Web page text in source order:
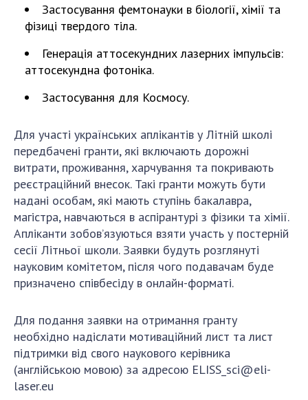
ПРОФСПІЛКА НАН УКРАЇНИ
КАБІНЕТ
Застосування фемтонауки в біології, хімії та
фізиці твердого тіла.
Генерація аттосекундних лазерних імпульсів:
аттосекундна фотоніка.
Застосування для Космосу.
Для участі українських аплікантів у Літній школі
передбачені гранти, які включають дорожні
витрати, проживання, харчування та покривають
реєстраційний внесок. Такі гранти можуть бути
надані особам, які мають ступінь бакалавра,
магістра, навчаються в аспірантурі з фізики та хімії.
Апліканти зобов’язуються взяти участь у постерній
сесії Літньої школи. Заявки будуть розглянуті
науковим комітетом, після чого подавачам буде
призначено співбесіду в онлайн-форматі.
Для подання заявки на отримання гранту
необхідно надіслати мотиваційний лист та лист
підтримки від свого наукового керівника
(англійською мовою) за адресою ELISS_sci@eli-
laser.eu